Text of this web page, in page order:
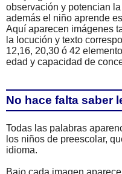
observación y potencian
además el niño aprende
Aquí aparecen imágenes
la locución y texto
12,16, 20,30 ó 42
edad y capacidad de
No hace falta saber
Todas las palabras
los niños de preescolar,
idioma.